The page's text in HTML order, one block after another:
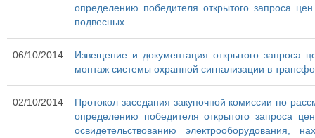
определению победителя открытого запроса
подвесных.
06/10/2014
Извещение и документация открытого запроса
монтаж системы охранной сигнализации в
02/10/2014
Протокол заседания закупочной комиссии по
определению победителя открытого запроса
освидетельствованию электрооборудования,